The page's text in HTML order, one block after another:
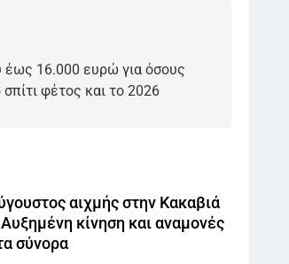
16.000 ευρώ για όσους
σπίτι φέτος και το 2026
αιχμής στην Κακαβιά
κίνηση και αναμονές
σύνορα